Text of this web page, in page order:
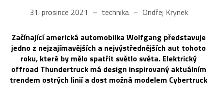
31. prosince 2021 technika Ondřej Krynek
Začínající americká automobilka Wolfgang představuje
jedno z nejzajímavějších a nejvýstřednějších aut tohoto
roku, které by mělo spatřit světlo světa. Elektrický
offroad Thundertruck má design inspirovaný aktuálním
trendem ostrých linií a dost možná modelem Cybertruck